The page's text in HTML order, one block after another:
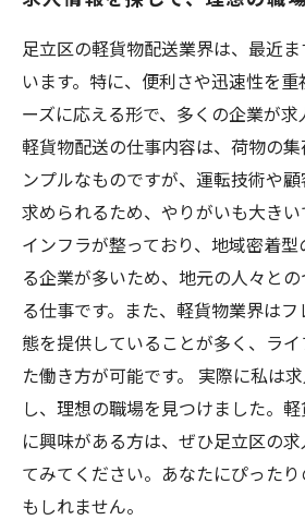
足立区の軽貨物配送業界は、最近
います。特に、便利さや迅速性を
ーズに応える形で、多くの企業が求
軽貨物配送の仕事内容は、荷物の
ンプルなものですが、運転技術や
求められるため、やりがいも大きい
インフラが整っており、地域密着
る企業が多いため、地元の人々と
る仕事です。また、軽貨物業界は
態を提供していることが多く、ラ
た働き方が可能です。 実際に私は
し、理想の職場を見つけました。
に興味がある方は、ぜひ足立区の
てみてください。あなたにぴった
もしれません。